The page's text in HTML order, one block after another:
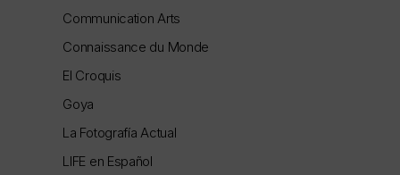
Communication Arts
Connaissance du Monde
El Croquis
Goya
La Fotografía Actual
LIFE en Español